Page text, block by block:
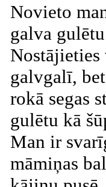
Novieto
galva
Nostājieties
galvgalī,
rokā segas
gulētu kā
Man ir
māmiņas